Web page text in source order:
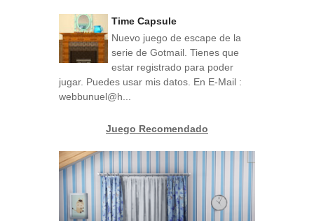
Time Capsule
Nuevo juego de escape de la
serie de Gotmail. Tienes que
estar registrado para poder
jugar. Puedes usar mis datos. En E-Mail :
webbunuel@h...
Juego Recomendado